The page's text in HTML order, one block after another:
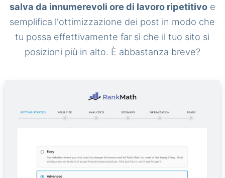
salva da innumerevoli ore di lavoro ripetitivoe
semplifica l'ottimizzazione dei post in modo che
tu possa effettivamente far sì che il tuo sito si
posizioni più in alto. È abbastanza breve?